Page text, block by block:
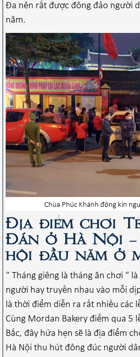
Đa nên rất được đông đảo người
năm.
Chùa Phúc Khánh đông kín
Địa điểm chơi
Đán ở Hà Nội
hội đầu năm ở
“ Tháng giêng là tháng ăn chơi “
người hay truyền nhau vào mỗi
là thời điểm diễn ra rất nhiều các
Cùng Mordan Bakery điểm qua 5
Bắc, đây hứa hẹn sẽ là địa điểm
Hà Nội thu hút đông đúc người